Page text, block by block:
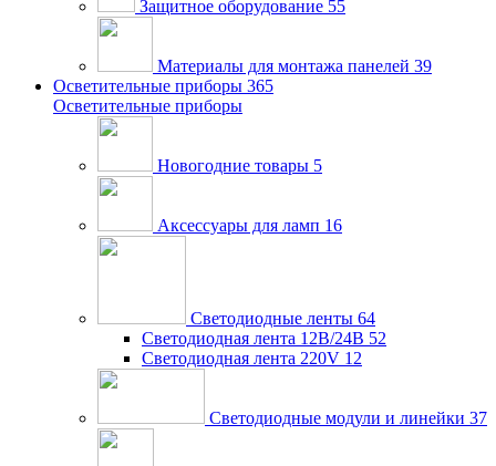
Защитное оборудование 55
Материалы для монтажа панелей 39
Осветительные приборы 365
Осветительные приборы
Новогодние товары 5
Аксессуары для ламп 16
Светодиодные ленты 64
Светодиодная лента 12В/24В 52
Светодиодная лента 220V 12
Светодиодные модули и линейки 37